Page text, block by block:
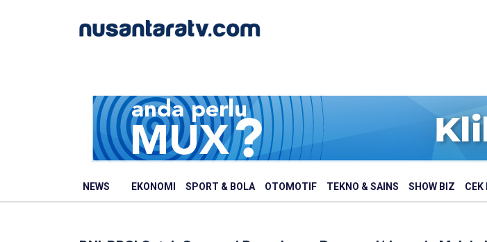
NEWS EKONOMI SPORT & BOLA OTOMOTIF TEKNO & SAINS SHOW BIZ CEK